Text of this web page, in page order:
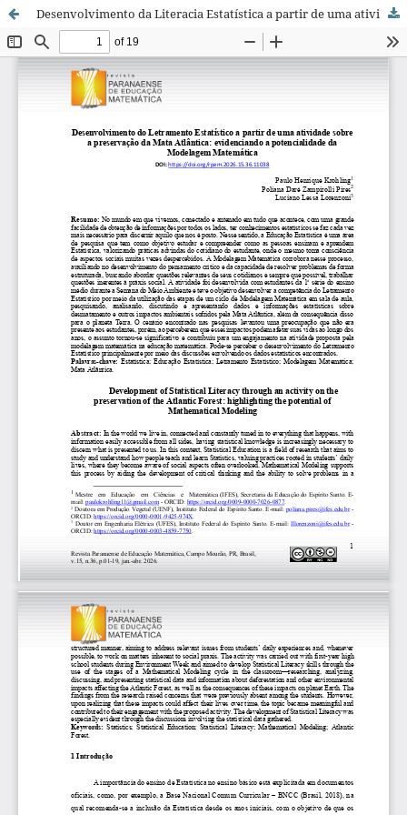
Desenvolvimento da Literacia Estatística a partir de uma atividade sobre a preservação da Mata Atlântica